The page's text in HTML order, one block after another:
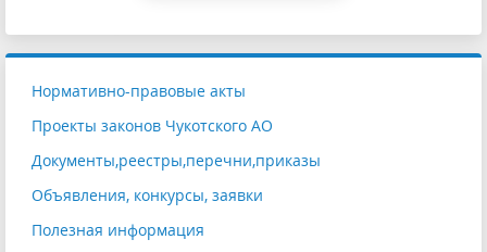
Нормативно-правовые акты
Проекты законов Чукотского АО
Документы,реестры,перечни,приказы
Объявления, конкурсы, заявки
Полезная информация